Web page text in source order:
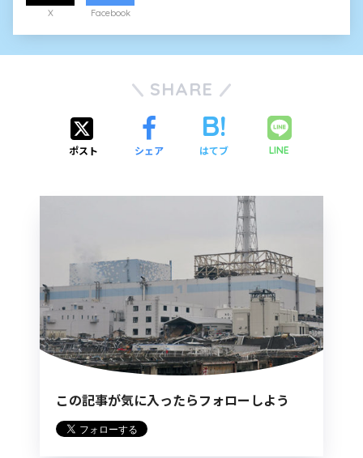
X Facebook
SHARE
ポスト シェア はてブ LINE
この記事が気に入ったらフォローしよう